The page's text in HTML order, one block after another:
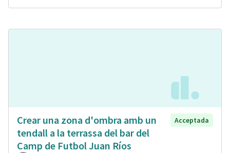
Crear una zona d'ombra amb un
tendall a la terrassa del bar del
Camp de Futbol Juan Ríos
Acceptada